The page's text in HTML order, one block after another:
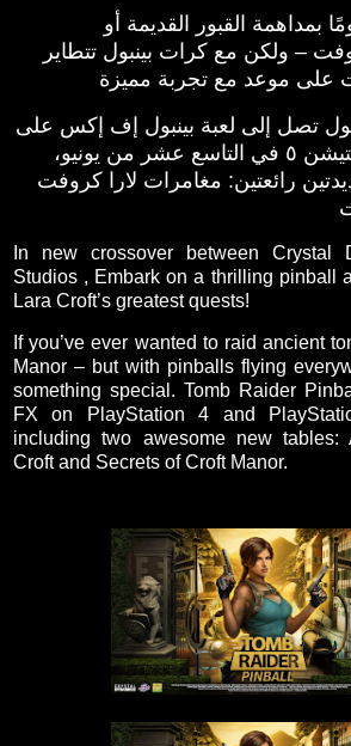
بمداهمة القبور القديمة أو
– ولكن مع كرات بينبول تتطاير
على موعد مع تجربة مميزة
تصل إلى لعبة بينبول إف إكس على
بلايستيشن ٤ وبلايستيشن ٥ في التاسع عشر من يونيو،
رائعتين: مغامرات لارا كروفت
In new crossover between Crystal
Studios , Embark on a thrilling pinball
Lara Croft’s greatest quests!
If you’ve ever wanted to raid ancient
Manor – but with pinballs flying
something special. Tomb Raider
FX on PlayStation 4 and
including two awesome new tables:
Croft and Secrets of Croft Manor.